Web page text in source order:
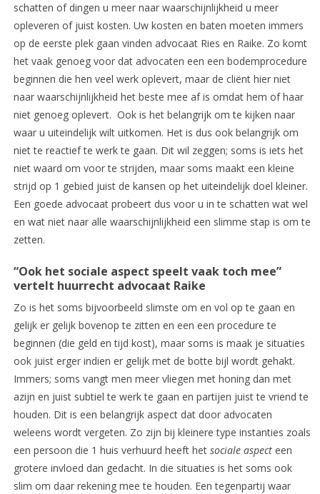
schatten of dingen u meer naar waarschijnlijkheid u meer
opleveren of juist kosten. Uw kosten en baten moeten immers
op de eerste plek gaan vinden advocaat Ries en Raike. Zo komt
het vaak genoeg voor dat advocaten een een bodemprocedure
beginnen die hen veel werk oplevert, maar de cliënt hier niet
naar waarschijnlijkheid het beste mee af is omdat hem of haar
niet genoeg oplevert. Ook is het belangrijk om te kijken naar
waar u uiteindelijk wilt uitkomen. Het is dus ook belangrijk om
niet te reactief te werk te gaan. Dit wil zeggen; soms is iets het
niet waard om voor te strijden, maar soms maakt een kleine
strijd op 1 gebied juist de kansen op het uiteindelijk doel kleiner.
Een goede advocaat probeert dus voor u in te schatten wat wel
en wat niet naar alle waarschijnlijkheid een slimme stap is om te
zetten.
“Ook het sociale aspect speelt vaak toch mee”
vertelt huurrecht advocaat Raike
Zo is het soms bijvoorbeeld slimste om en vol op te gaan en
gelijk er gelijk bovenop te zitten en een een procedure te
beginnen (die geld en tijd kost), maar soms is maak je situaties
ook juist erger indien er gelijk met de botte bijl wordt gehakt.
Immers; soms vangt men meer vliegen met honing dan met
azijn en juist subtiel te werk te gaan en partijen juist te vriend te
houden. Dit is een belangrijk aspect dat door advocaten
weleens wordt vergeten. Zo zijn bij kleinere type instanties zoals
een persoon die 1 huis verhuurd heeft het sociale aspecteen
grotere invloed dan gedacht. In die situaties is het soms ook
slim om daar rekening mee te houden. Een tegenpartij waar